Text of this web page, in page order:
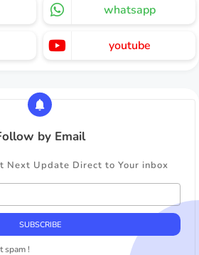
whatsapp
youtube
by Email
Next Update Direct to Your inbox
spam !